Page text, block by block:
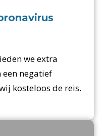
we extra
negatief
kosteloos de reis.